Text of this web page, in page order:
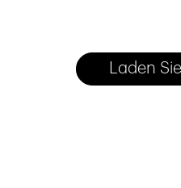
Laden